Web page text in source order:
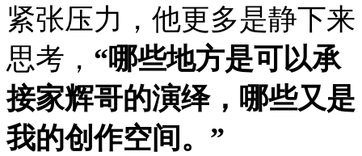
紧张压力，他更多是静下来
思考， “哪些地方是可以承
接家辉哥的演绎，哪些又是
我的创作空间。”